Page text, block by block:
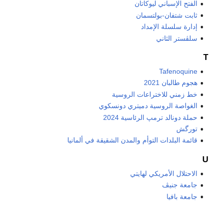
الفتح الإسباني ليوكاتان
ثابت شتفان-بولتسمان
إدارة سلسلة الإمداد
سلڤستر الثاني
T
Tafenoquine
هجوم طالبان 2021
خط زمني للاختراعات الروسية
الغواصة الروسية دميتري دونسكوي
حملة دونالد ترمپ الرئاسية 2024
تورگش
قائمة البلدات التوأم والمدن الشقيقة في ألمانيا
U
الاحتلال الأمريكي لهايتي
جامعة جنيڤ
جامعة بافيا